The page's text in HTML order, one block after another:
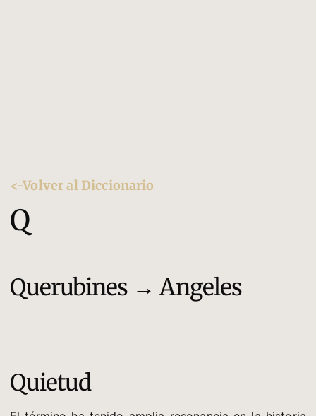
<-Volver al Diccionario
Q
Querubines → Angeles
Quietud